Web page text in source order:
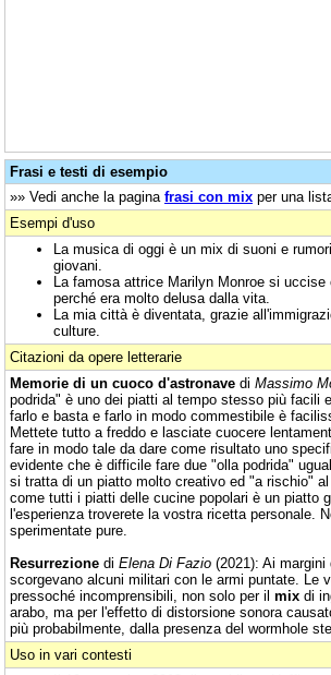
Frasi e testi di esempio
»» Vedi anche la pagina frasi con mix per una
Esempi d'uso
La musica di oggi è un mix di suoni e
giovani.
La famosa attrice Marilyn Monroe si
perché era molto delusa dalla vita.
La mia città è diventata, grazie
culture.
Citazioni da opere letterarie
Memorie di un cuoco d'astronave di Massimo
podrida" è uno dei piatti al tempo stesso più facili
farlo e basta e farlo in modo commestibile è
Mettete tutto a freddo e lasciate cuocere
fare in modo tale da dare come risultato uno
evidente che è difficile fare due "olla podrida"
si tratta di un piatto molto creativo ed "a rischio"
come tutti i piatti delle cucine popolari è un piatto
l'esperienza troverete la vostra ricetta personale.
sperimentate pure.
Resurrezione di Elena Di Fazio (2021): Ai margini
scorgevano alcuni militari con le armi puntate. Le
pressoché incomprensibili, non solo per il mix di
arabo, ma per l'effetto di distorsione sonora
più probabilmente, dalla presenza del wormhole
Uso in vari contesti